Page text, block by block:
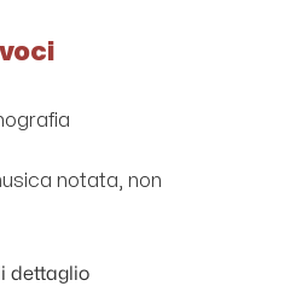
notata, non
dettaglio